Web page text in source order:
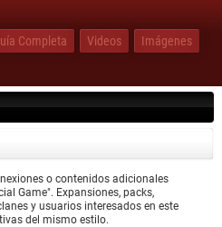
Completa Videos
Imágenes
o contenidos adicionales
Game". Expansiones, packs,
y usuarios interesados en este
del mismo estilo.